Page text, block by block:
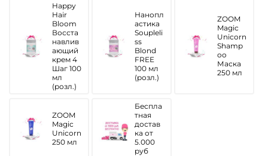
Happy
Hair
Bloom
Восста
навлив
ающий
крем 4
Шаг 100
мл
(розл.)
Нанопл
астика
Soupleli
ss
Blond
FREE
100 мл
(розл.)
ZOOM
Magic
Unicorn
Shamp
oo
Маска
250 мл
ZOOM
Magic
Unicorn
250 мл
Беспла
тная
достав
ка от
5.000
руб